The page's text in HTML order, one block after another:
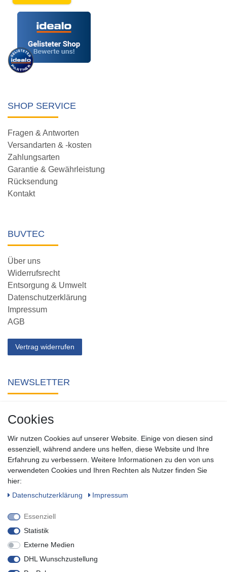
SHOP SERVICE
Fragen & Antworten
Versandarten & -kosten
Zahlungsarten
Garantie & Gewährleistung
Rücksendung
Kontakt
BUVTEC
Über uns
Widerrufsrecht
Entsorgung & Umwelt
Datenschutzerklärung
Impressum
AGB
Vertrag widerrufen
NEWSLETTER
Sie keine Neuigkeit oder Aktion aus unserem Shop.
Zum Newsletter anmelden
SOCIAL
Cookies
Wir nutzen Cookies auf unserer Website. Einige von diesen sind
essenziell, während andere uns helfen, diese Website und Ihre
Erfahrung zu verbessern. Weitere Informationen zu den von uns
verwendeten Cookies und Ihren Rechten als Nutzer finden Sie
hier:
Daten­schutz­erklärung
Impressum
Essenziell
Statistik
Externe Medien
DHL Wunschzustellung